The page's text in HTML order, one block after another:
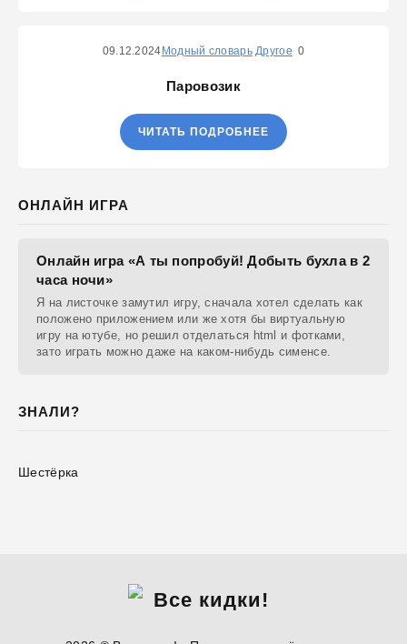
09.12.2024 Модный словарь Другое 0
Паровозик
ЧИТАТЬ ПОДРОБНЕЕ
ОНЛАЙН ИГРА
Онлайн игра «А ты попробуй! Добыть бухла в 2
часа ночи»
Я на листочке замутил игру, сначала хотел сделать как
положено приложением или же хотя бы виртуальную
игру на ютубе, но решил отделаться html и фотками,
зато играть можно даже на каком-нибудь сименсе.
ЗНАЛИ?
Шестёрка